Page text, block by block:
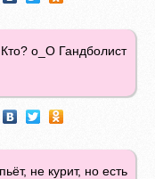
о_О Гандболист
не курит, но есть